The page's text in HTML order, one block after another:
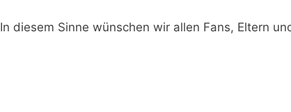
In diesem Sinne wünschen wir allen Fans, Eltern